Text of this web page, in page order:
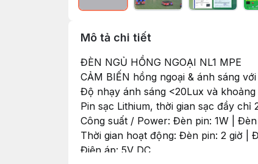
Mô tả chi tiết
ĐÈN NGỦ HỒNG NGOẠI NL1 MPE
CẢM BIẾN hồng ngoại & ánh sáng với
Độ nhạy ánh sáng <20Lux và
Pin sạc Lithium, thời gian sạc đầy chỉ
Công suất / Power: Đèn pin: 1W |
Thời gian hoạt động: Đèn pin: 2 giờ |
Điện áp: 5V DC